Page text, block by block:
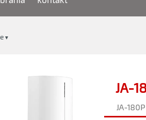
▼
JA-
JA-